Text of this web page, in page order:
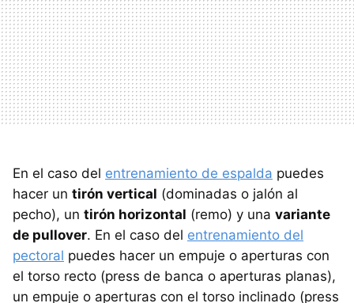
En el caso del entrenamiento de espalda puedes
hacer un tirón vertical (dominadas o jalón al
pecho), un tirón horizontal (remo) y una variante
de pullover. En el caso del entrenamiento del
pectoral puedes hacer un empuje o aperturas con
el torso recto (press de banca o aperturas planas),
un empuje o aperturas con el torso inclinado (press